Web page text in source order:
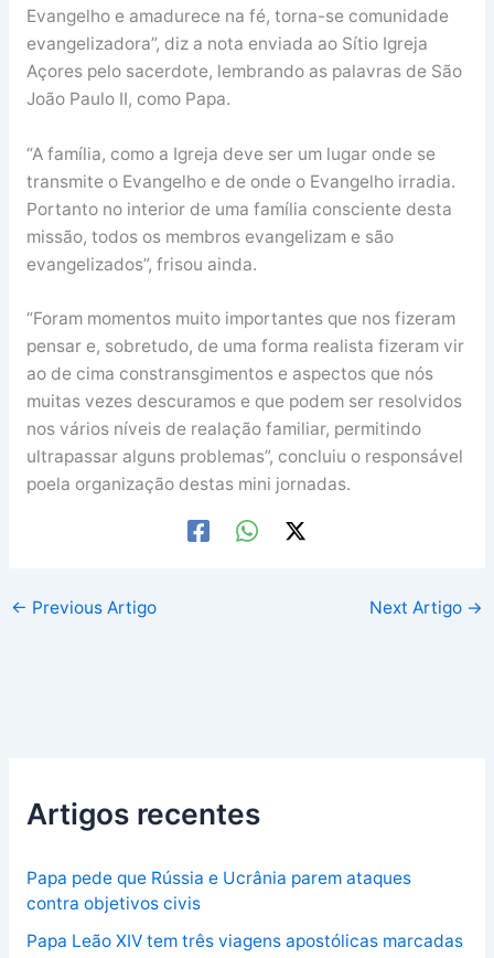
Evangelho e amadurece na fé, torna-se comunidade
evangelizadora”, diz a nota enviada ao Sítio Igreja
Açores pelo sacerdote, lembrando as palavras de São
João Paulo II, como Papa.
“A família, como a Igreja deve ser um lugar onde se
transmite o Evangelho e de onde o Evangelho irradia.
Portanto no interior de uma família consciente desta
missão, todos os membros evangelizam e são
evangelizados”, frisou ainda.
“Foram momentos muito importantes que nos fizeram
pensar e, sobretudo, de uma forma realista fizeram vir
ao de cima constransgimentos e aspectos que nós
muitas vezes descuramos e que podem ser resolvidos
nos vários níveis de realação familiar, permitindo
ultrapassar alguns problemas”, concluiu o responsável
poela organização destas mini jornadas.
← Previous Artigo Next Artigo →
Artigos recentes
Papa pede que Rússia e Ucrânia parem ataques
contra objetivos civis
Papa Leão XIV tem três viagens apostólicas marcadas